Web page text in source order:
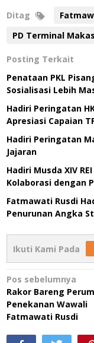
Ditag
PD Terminal
Posting Terkait
Penataan PKL
Sosialisasi Lebih
Hadiri Peringatan
Apresiasi Capaian
Hadiri Peringatan
Jajaran
Hadiri Musda XIV
Kolaborasi dengan
Fatmawati Rusdi
Penurunan Angka
Ikuti Kami Pada
Navigasi
pos
Pos sebelumnya
Rakor Bareng
Penekanan Wawali
Fatmawati Rusdi